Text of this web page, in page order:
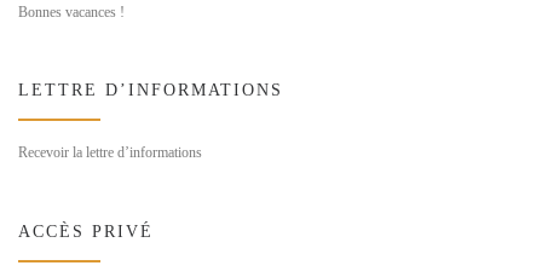
Bonnes vacances !
LETTRE D’INFORMATIONS
Recevoir la lettre d’informations
ACCÈS PRIVÉ